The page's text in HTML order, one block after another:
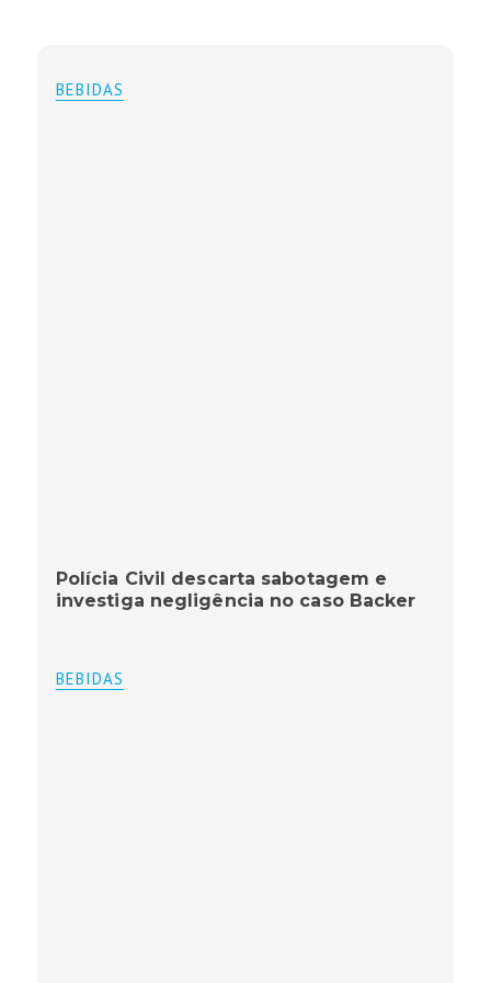
BEBIDAS
Polícia Civil descarta sabotagem e
investiga negligência no caso Backer
BEBIDAS